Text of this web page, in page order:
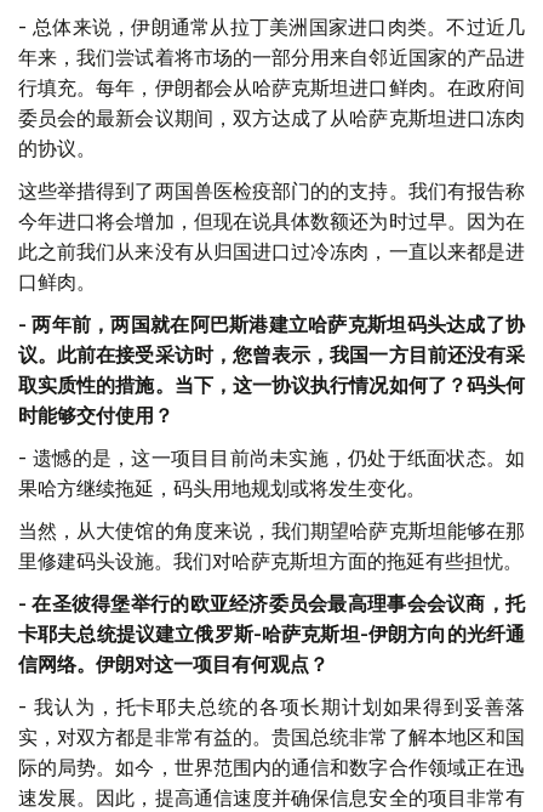
- 总体来说，伊朗通常从拉丁美洲国家进口肉类。不过近几
年来，我们尝试着将市场的一部分用来自邻近国家的产品进
行填充。每年，伊朗都会从哈萨克斯坦进口鲜肉。在政府间
委员会的最新会议期间，双方达成了从哈萨克斯坦进口冻肉
的协议。
这些举措得到了两国兽医检疫部门的的支持。我们有报告称
今年进口将会增加，但现在说具体数额还为时过早。因为在
此之前我们从来没有从归国进口过冷冻肉，一直以来都是进
口鲜肉。
-两年前，两国就在阿巴斯港建立哈萨克斯坦码头达成了协
议。此前在接受采访时，您曾表示，我国一方目前还没有采
取实质性的措施。当下，这一协议执行情况如何了？码头何
时能够交付使用？
- 遗憾的是，这一项目目前尚未实施，仍处于纸面状态。如
果哈方继续拖延，码头用地规划或将发生变化。
当然，从大使馆的角度来说，我们期望哈萨克斯坦能够在那
里修建码头设施。我们对哈萨克斯坦方面的拖延有些担忧。
-在圣彼得堡举行的欧亚经济委员会最高理事会会议商，托
卡耶夫总统提议建立俄罗斯-哈萨克斯坦-伊朗方向的光纤通
信网络。伊朗对这一项目有何观点？
- 我认为，托卡耶夫总统的各项长期计划如果得到妥善落
实，对双方都是非常有益的。贵国总统非常了解本地区和国
际的局势。如今，世界范围内的通信和数字合作领域正在迅
速发展。因此，提高通信速度并确保信息安全的项目非常有